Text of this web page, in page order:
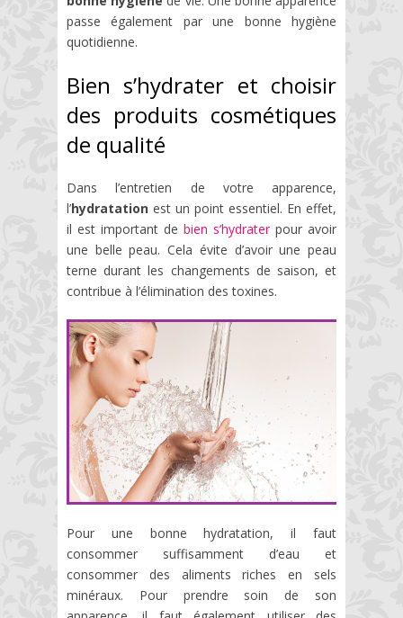
passe également par une bonne hygiène
quotidienne.
Bien s’hydrater et choisir
des produits cosmétiques
de qualité
Dans l’entretien de votre apparence,
l’hydratation est un point essentiel. En effet,
il est important de bien s’hydrater pour avoir
une belle peau. Cela évite d’avoir une peau
terne durant les changements de saison, et
contribue à l’élimination des toxines.
Pour une bonne hydratation, il faut
consommer suffisamment d’eau et
consommer des aliments riches en sels
minéraux. Pour prendre soin de son